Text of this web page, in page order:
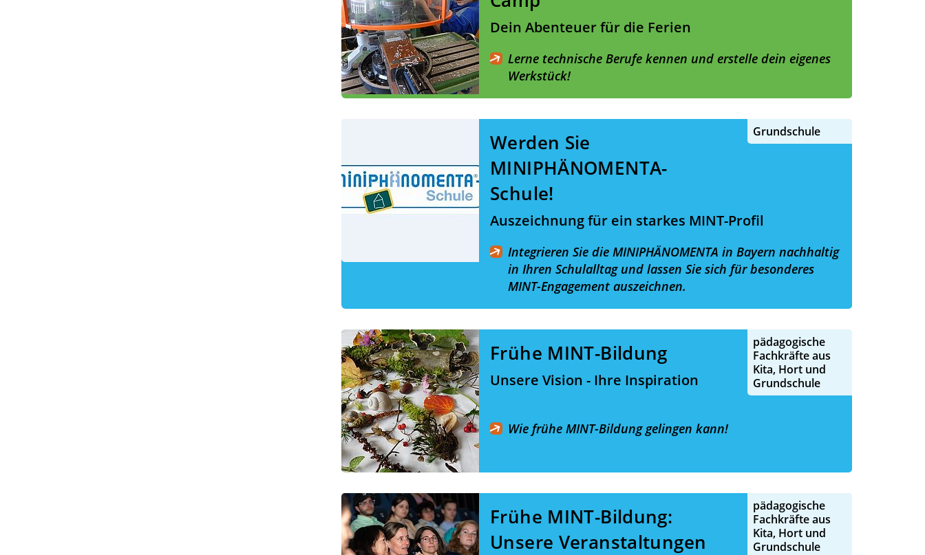
Dein Abenteuer für die Ferien
Lerne technische Berufe kennen und erstelle dein eigenes
Werkstück!
Grundschule
Werden Sie
MINIPHÄNOMENTA-
Schule!
Auszeichnung für ein starkes MINT-Profil
Integrieren Sie die MINIPHÄNOMENTA in Bayern nachhaltig
in Ihren Schulalltag und lassen Sie sich für besonderes
MINT-Engagement auszeichnen.
pädagogische
Fachkräfte aus
Kita, Hort und
Grundschule
Frühe MINT-Bildung
Unsere Vision - Ihre Inspiration
Wie frühe MINT-Bildung gelingen kann!
pädagogische
Fachkräfte aus
Kita, Hort und
Grundschule
Frühe MINT-Bildung:
Unsere Veranstaltungen